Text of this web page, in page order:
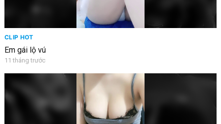
CLIP HOT
Em gái lộ vú
11 tháng trước